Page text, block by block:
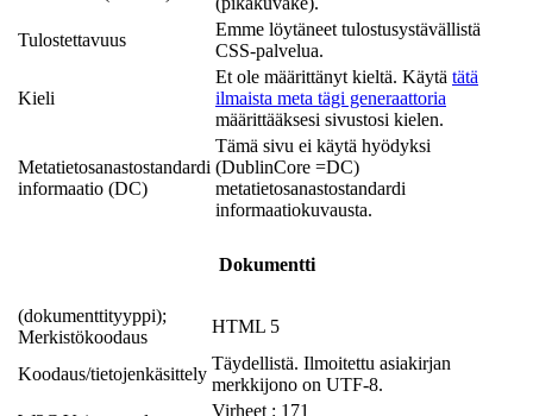
Tulostettavuus
Emme löytäneet tulostusystävällistä
CSS-palvelua.
Kieli
Et ole määrittänyt kieltä. Käytä tätä
ilmaista meta tägi generaattoria
määrittääksesi sivustosi kielen.
Metatietosanastostandardi
informaatio (DC)
Tämä sivu ei käytä hyödyksi
(DublinCore =DC)
metatietosanastostandardi
informaatiokuvausta.
Dokumentti
(dokumenttityyppi);
Merkistökoodaus
HTML 5
Koodaus/tietojenkäsittely
Täydellistä. Ilmoitettu asiakirjan
merkkijono on UTF-8.
Virheet : 171